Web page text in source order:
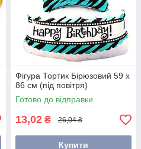
Фігура Тортик Бірюзовий 59 х
86 см (під повітря)
Готово до відправки
13,02 ₴ 26,04 ₴
Купити